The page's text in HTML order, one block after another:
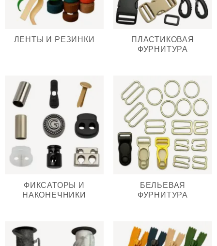
ЛЕНТЫ И РЕЗИНКИ
ПЛАСТИКОВАЯ
ФУРНИТУРА
ФИКСАТОРЫ И
НАКОНЕЧНИКИ
БЕЛЬЕВАЯ
ФУРНИТУРА